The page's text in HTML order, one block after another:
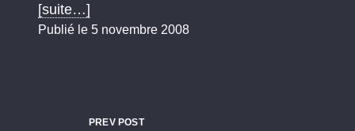
[suite…]
Publié le 5 novembre 2008
PREV POST